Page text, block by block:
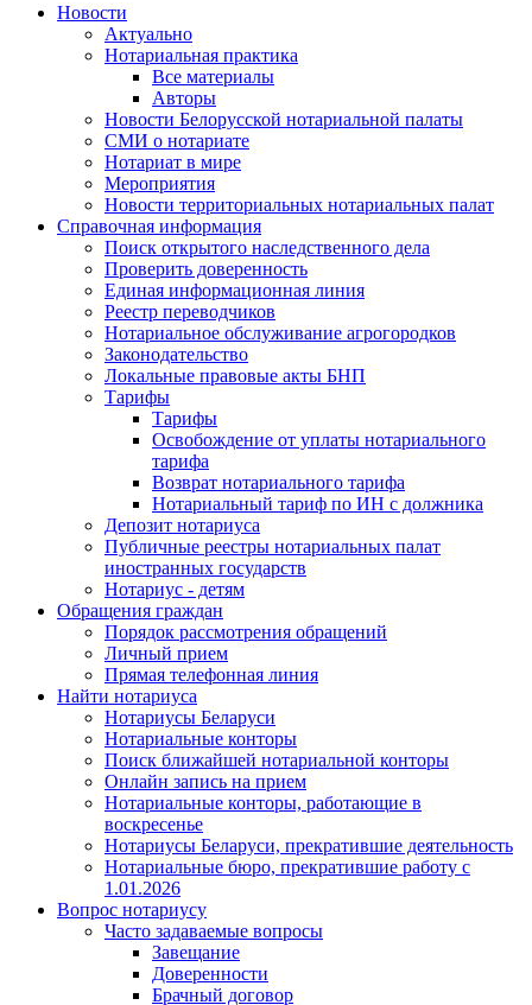
Новости
Актуально
Нотариальная практика
Все материалы
Авторы
Новости Белорусской нотариальной палаты
СМИ о нотариате
Нотариат в мире
Мероприятия
Новости территориальных нотариальных палат
Справочная информация
Поиск открытого наследственного дела
Проверить доверенность
Единая информационная линия
Реестр переводчиков
Нотариальное обслуживание агрогородков
Законодательство
Локальные правовые акты БНП
Тарифы
Тарифы
Освобождение от уплаты нотариального
тарифа
Возврат нотариального тарифа
Нотариальный тариф по ИН с должника
Депозит нотариуса
Публичные реестры нотариальных палат
иностранных государств
Нотариус - детям
Обращения граждан
Порядок рассмотрения обращений
Личный прием
Прямая телефонная линия
Найти нотариуса
Нотариусы Беларуси
Нотариальные конторы
Поиск ближайшей нотариальной конторы
Онлайн запись на прием
Нотариальные конторы, работающие в
воскресенье
Нотариусы Беларуси, прекратившие деятельность
Нотариальные бюро, прекратившие работу с
1.01.2026
Вопрос нотариусу
Часто задаваемые вопросы
Завещание
Доверенности
Брачный договор